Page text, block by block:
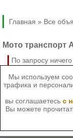
Главная » Все
Мото транспорт
По запросу
Мы используем
трафика и
вы соглашаетесь с
Вы можете